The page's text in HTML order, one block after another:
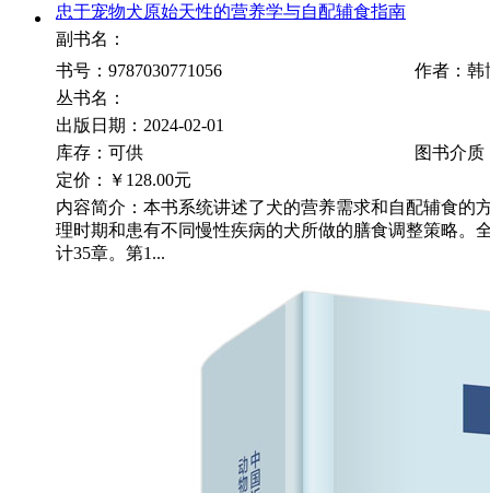
忠于宠物犬原始天性的营养学与自配辅食指南
副书名：
书号：9787030771056
作者：韩
丛书名：
出版日期：2024-02-01
库存：可供
图书介质
定价：
￥128.00元
内容简介：本书系统讲述了犬的营养需求和自配辅食的
理时期和患有不同慢性疾病的犬所做的膳食调整策略。
计35章。第1...